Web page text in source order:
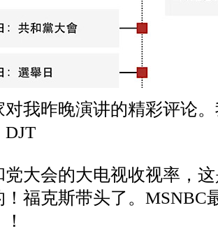
对我昨晚演讲的精彩评论
DJT
党大会的大电视收视率，
！福克斯带头了。MSNBC